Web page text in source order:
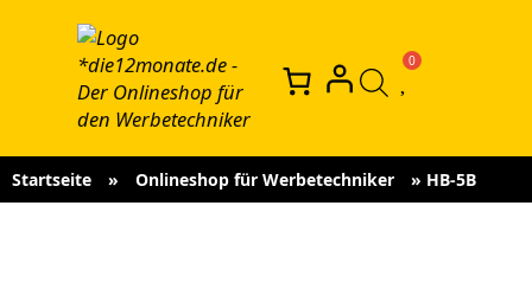
Startseite » Onlineshop für Werbetechniker » HB-5B